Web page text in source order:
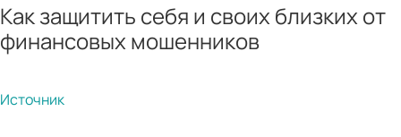
Как защитить себя и своих близких от
финансовых мошенников
Источник